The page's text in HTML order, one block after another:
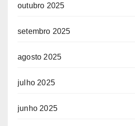
outubro 2025
setembro 2025
agosto 2025
julho 2025
junho 2025